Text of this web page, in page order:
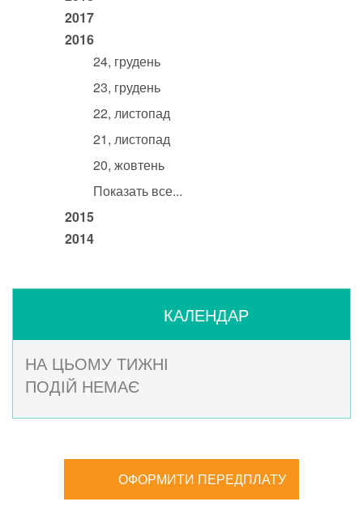
2017
2016
24, грудень
23, грудень
22, листопад
21, листопад
20, жовтень
Показать все...
2015
2014
КАЛЕНДАР
НА ЦЬОМУ ТИЖНІ
ПОДІЙ НЕМАЄ
ОФОРМИТИ ПЕРЕДПЛАТУ